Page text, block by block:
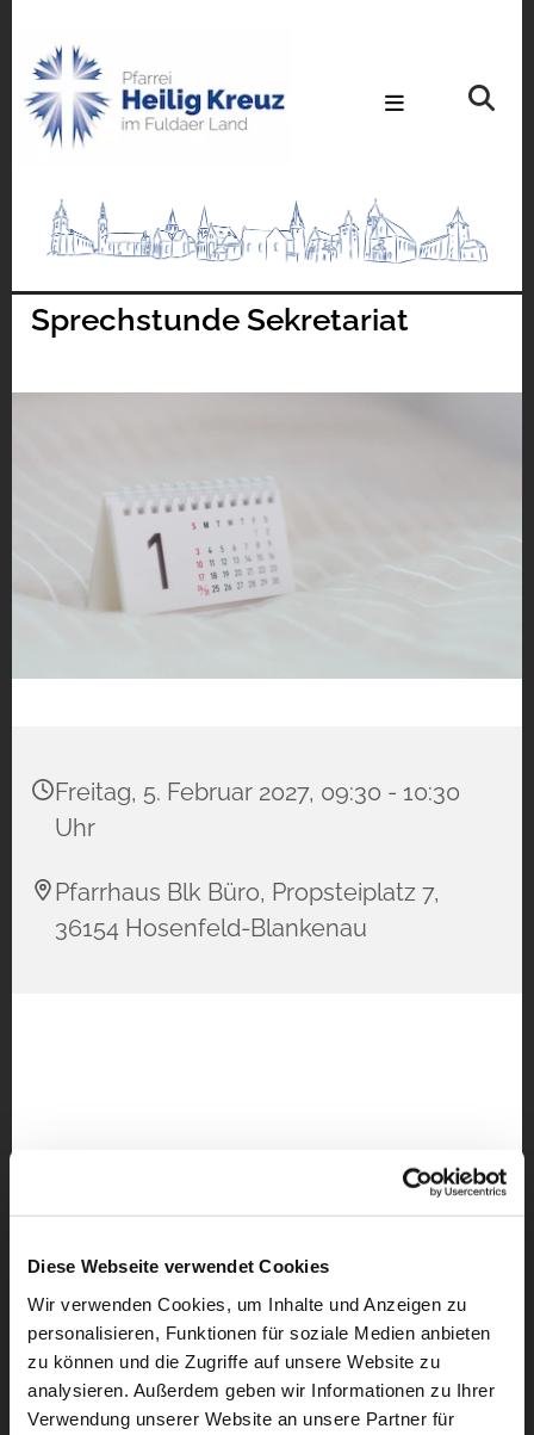
Diese Webseite verwendet Cookies
Wir verwenden Cookies, um Inhalte und Anzeigen zu
personalisieren, Funktionen für soziale Medien anbieten
zu können und die Zugriffe auf unsere Website zu
analysieren. Außerdem geben wir Informationen zu Ihrer
Verwendung unserer Website an unsere Partner für
Sprechstunde Sekretariat
Freitag, 5. Februar 2027, 09:30 - 10:30
Uhr
Pfarrhaus Blk Büro, Propsteiplatz 7,
36154 Hosenfeld-Blankenau